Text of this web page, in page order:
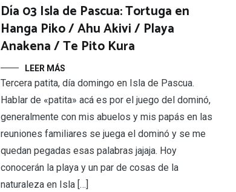
Día 03 Isla de Pascua: Tortuga en
Hanga Piko / Ahu Akivi / Playa
Anakena / Te Pito Kura
LEER MÁS
Tercera patita, día domingo en Isla de Pascua.
Hablar de «patita» acá es por el juego del dominó,
generalmente con mis abuelos y mis papás en las
reuniones familiares se juega el dominó y se me
quedan pegadas esas palabras jajaja. Hoy
conocerán la playa y un par de cosas de la
naturaleza en Isla […]